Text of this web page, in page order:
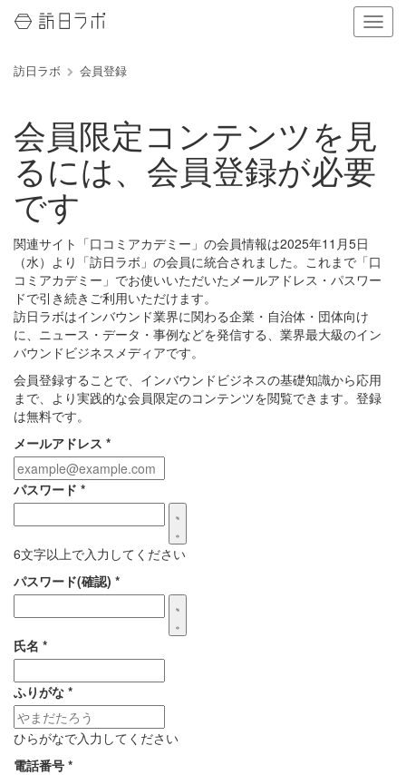
ナ
ビ
の
表
替
え
訪日ラボ 会員登録
会員限定コンテンツを見
るには、会員登録が必要
です
関連サイト「口コミアカデミー」の会員情報は2025年11月5日
（水）より「訪日ラボ」の会員に統合されました。これまで「口
コミアカデミー」でお使いいただいたメールアドレス・パスワー
ドで引き続きご利用いただけます。
訪日ラボはインバウンド業界に関わる企業・自治体・団体向け
に、ニュース・データ・事例などを発信する、業界最大級のイン
バウンドビジネスメディアです。
会員登録することで、インバウンドビジネスの基礎知識から応用
まで、より実践的な会員限定のコンテンツを閲覧できます。登録
は無料です。
メールアドレス *
パスワード *
6文字以上で入力してください
パスワード(確認) *
氏名 *
ふりがな *
ひらがなで入力してください
電話番号 *